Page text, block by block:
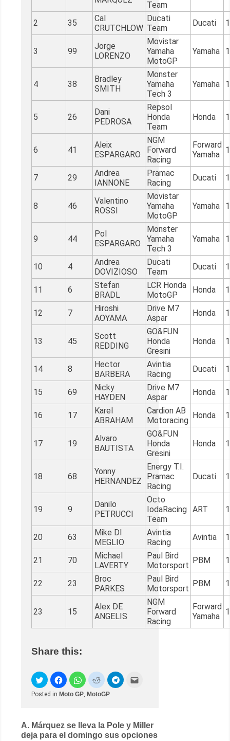
Team
2
35
Cal
CRUTCHLOW
Ducati
Team
Ducati
3 99
Jorge
LORENZO
Movistar
Yamaha
MotoGP
Yamaha
4 38
Bradley
SMITH
Monster
Yamaha
Tech 3
Yamaha
5 26
Dani
PEDROSA
Repsol
Honda
Team
Honda
6 41
Aleix
ESPARGARO
NGM
Forward
Racing
Forward
Yamaha
7 29
Andrea
IANNONE
Pramac
Racing
Ducati
8 46
Valentino
ROSSI
Movistar
Yamaha
MotoGP
Yamaha
9 44
Pol
ESPARGARO
Monster
Yamaha
Tech 3
Yamaha
10 4
Andrea
DOVIZIOSO
Ducati
Team
Ducati
11 6
Stefan
BRADL
LCR Honda
MotoGP
Honda
12 7
Hiroshi
AOYAMA
Drive M7
Aspar
Honda
13 45
Scott
REDDING
GO&FUN
Honda
Gresini
Honda
14 8
Hector
BARBERA
Avintia
Racing
Ducati
15 69
Nicky
HAYDEN
Drive M7
Aspar
Honda
16 17
Karel
ABRAHAM
Cardion AB
Motoracing
Honda
17 19
Alvaro
BAUTISTA
GO&FUN
Honda
Gresini
Honda
18 68
Yonny
HERNANDEZ
Energy T.I.
Pramac
Racing
Ducati
19 9
Danilo
PETRUCCI
Octo
IodaRacing
Team
ART
20 63
Mike DI
MEGLIO
Avintia
Racing
Avintia
21 70
Michael
LAVERTY
Paul Bird
Motorsport
PBM
22 23
Broc
PARKES
Paul Bird
Motorsport
PBM
23 15
Alex DE
ANGELIS
NGM
Forward
Racing
Forward
Yamaha
Share this:
Posted in Moto GP, MotoGP
Post
A. Márquez se lleva la Pole y Miller
deja para el domingo sus opciones